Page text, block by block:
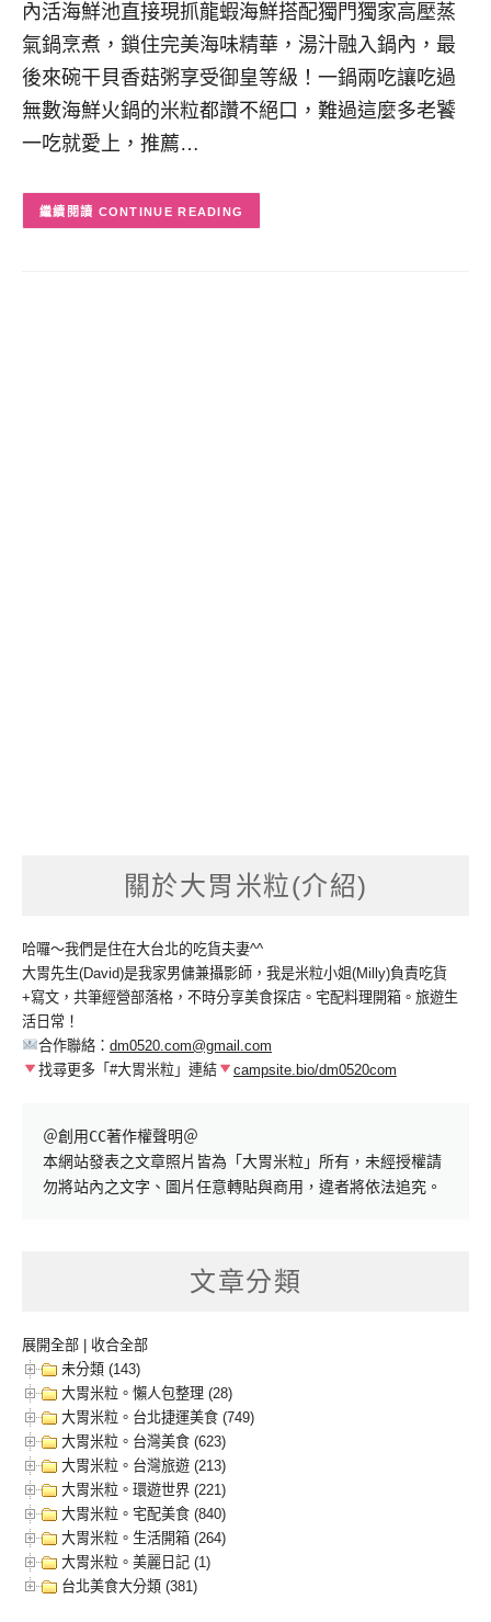
內活海鮮池直接現抓龍蝦海鮮搭配獨門獨家高壓蒸
氣鍋烹煮，鎖住完美海味精華，湯汁融入鍋內，最
後來碗干貝香菇粥享受御皇等級！一鍋兩吃讓吃過
無數海鮮火鍋的米粒都讚不絕口，難過這麼多老饕
一吃就愛上，推薦…
CONTINUE READING
關於大胃米粒(介紹)
哈囉～我們是住在大台北的吃貨夫妻^^
大胃先生(David)是我家男傭兼攝影師，我是米粒小姐(Milly)負責吃貨
+寫文，共筆經營部落格，不時分享美食探店。宅配料理開箱。旅遊生
活日常！
合作聯絡： dm0520.com@gmail.com
找尋更多「#大胃米粒」連結
campsite.bio/dm0520com
＠創用CC著作權聲明＠
本網站發表之文章照片皆為「大胃米粒」所有，未經授權請
勿將站內之文字、圖片任意轉貼與商用，違者將依法追究。
文章分類
展開全部 | 收合全部
未分類 (143)
大胃米粒。懶人包整理 (28)
大胃米粒。台北捷運美食 (749)
大胃米粒。台灣美食 (623)
大胃米粒。台灣旅遊 (213)
大胃米粒。環遊世界 (221)
大胃米粒。宅配美食 (840)
大胃米粒。生活開箱 (264)
大胃米粒。美麗日記 (1)
台北美食大分類 (381)